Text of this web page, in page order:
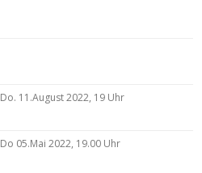
Do. 11.August 2022, 19 Uhr
Do 05.Mai 2022, 19.00 Uhr